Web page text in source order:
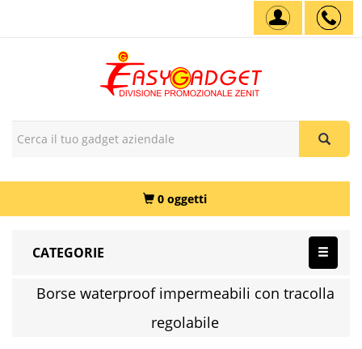
0 oggetti
CATEGORIE
Borse waterproof impermeabili con tracolla
regolabile